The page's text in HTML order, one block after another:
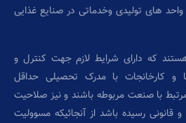
های تولیدی وخدماتی در صنایع غذایی
که دارای شرایط لازم جهت کنترل و
و کارخانجات با مدرک تحصیلی حداقل
با صنعت مربوطه باشند و نیز صلاحیت
و قانونی رسیده باشد از آنجائیکه مسوولیت